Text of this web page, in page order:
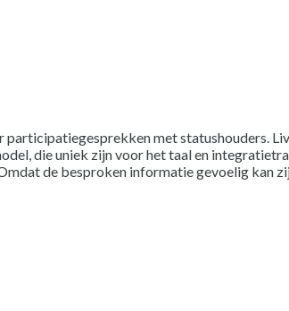
met statushouders.
die uniek zijn voor het taal en
de besproken informatie gevoelig kan